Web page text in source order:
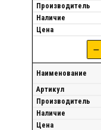
Производитель
Наличие
Цена
—
Наименование
Артикул
Производитель
Наличие
Цена